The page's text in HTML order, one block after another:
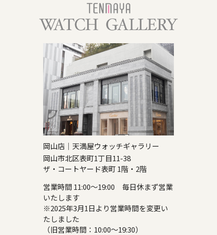
岡山店｜天満屋ウォッチギャラリー
岡山市北区表町1丁目11-38
ザ・コートヤード表町 1階・2階
営業時間 11:00～19:00 毎日休まず営業
いたします
※2025年3月1日より営業時間を変更い
たしました
（旧営業時間：10:00～19:30）